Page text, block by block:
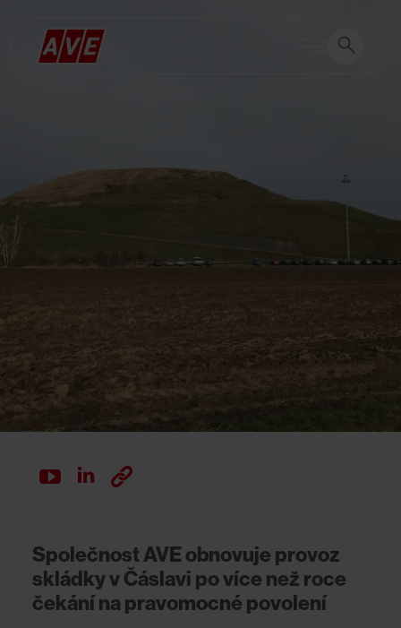
Vyhledávání
Společnost AVE obnovuje provoz
skládky v Čáslavi po více než roce
čekání na pravomocné povolení